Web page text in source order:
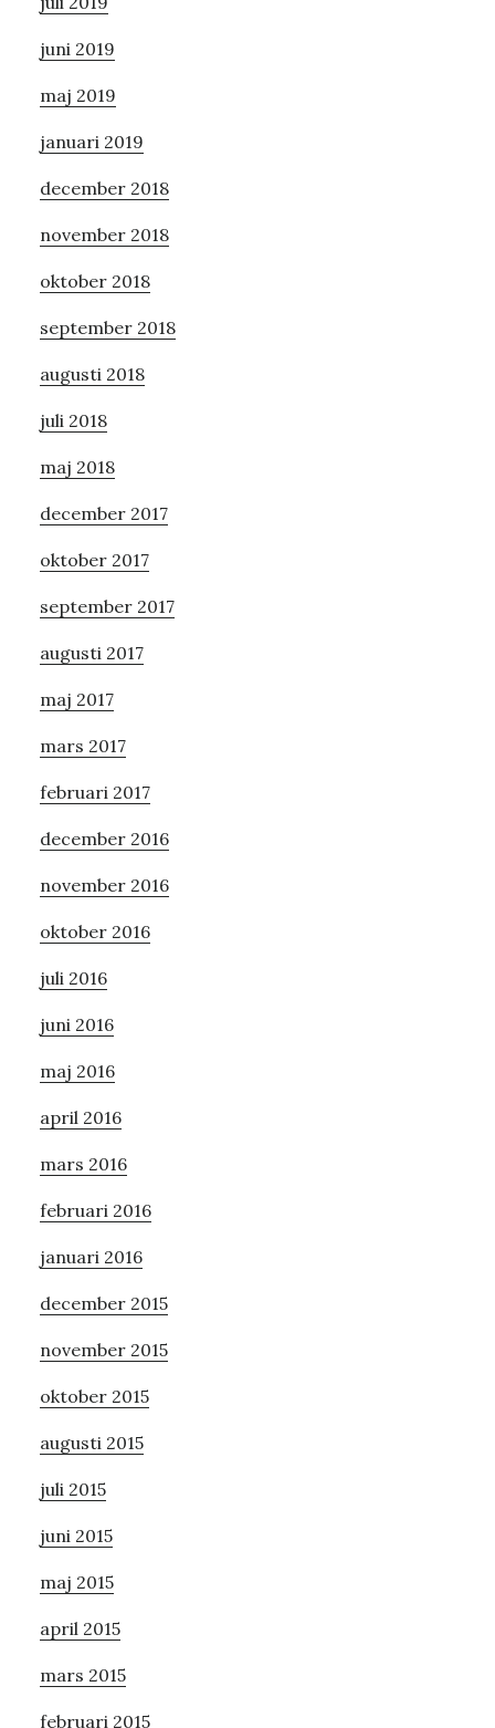
juni 2019
maj 2019
januari 2019
december 2018
november 2018
oktober 2018
september 2018
augusti 2018
juli 2018
maj 2018
december 2017
oktober 2017
september 2017
augusti 2017
maj 2017
mars 2017
februari 2017
december 2016
november 2016
oktober 2016
juli 2016
juni 2016
maj 2016
april 2016
mars 2016
februari 2016
januari 2016
december 2015
november 2015
oktober 2015
augusti 2015
juli 2015
juni 2015
maj 2015
april 2015
mars 2015
februari 2015